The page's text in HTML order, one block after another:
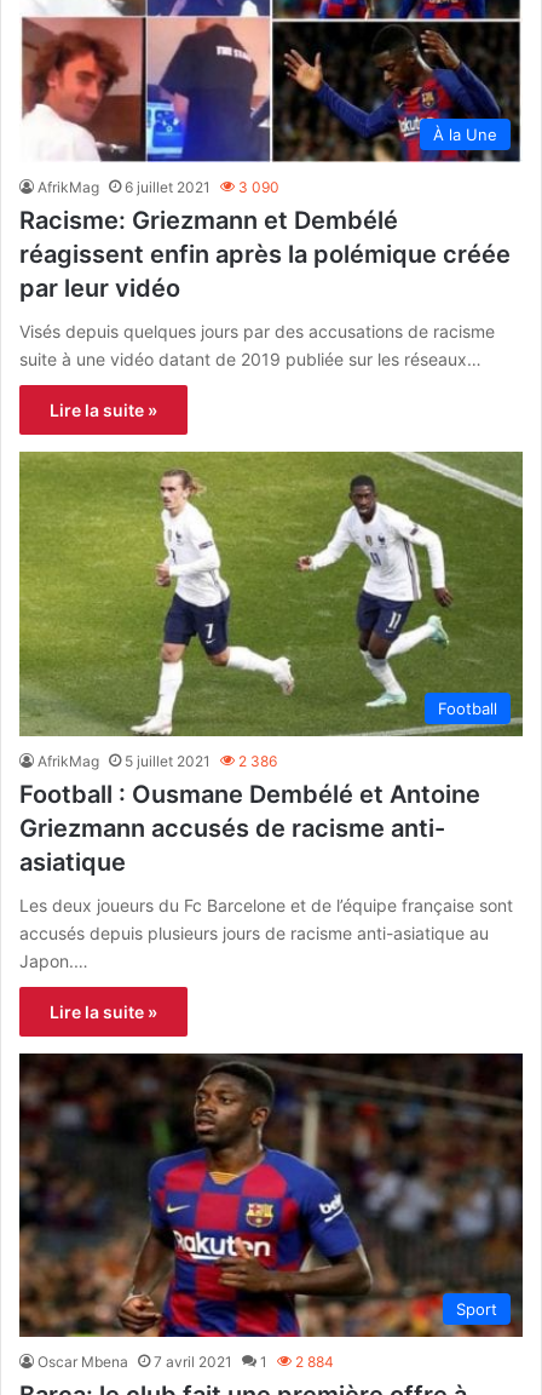
À la Une
AfrikMag 6 juillet 2021 3 090
Racisme: Griezmann et Dembélé
réagissent enfin après la polémique créée
par leur vidéo
Visés depuis quelques jours par des accusations de racisme
suite à une vidéo datant de 2019 publiée sur les réseaux…
Lire la suite »
Football
AfrikMag 5 juillet 2021 2 386
Football : Ousmane Dembélé et Antoine
Griezmann accusés de racisme anti-
asiatique
Les deux joueurs du Fc Barcelone et de l’équipe française sont
accusés depuis plusieurs jours de racisme anti-asiatique au
Japon.…
Lire la suite »
Sport
Oscar Mbena 7 avril 2021 1 2 884